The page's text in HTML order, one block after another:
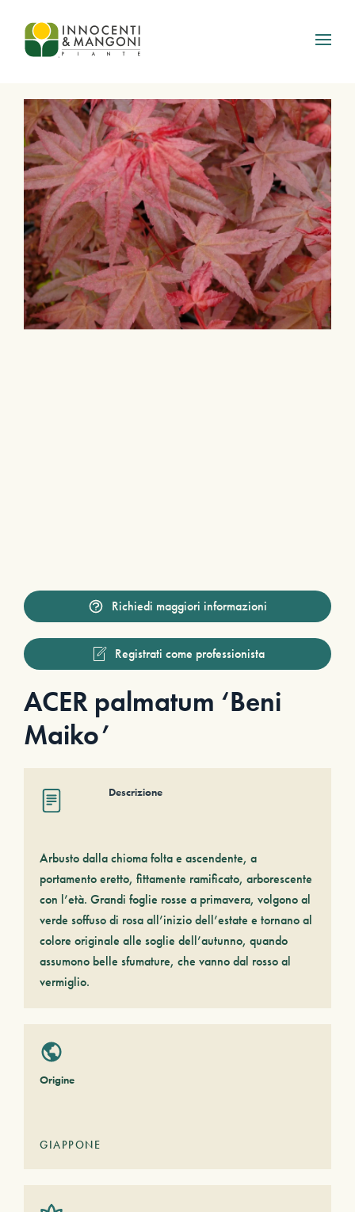
Skip to main content
Richiedi maggiori informazioni
Registrati come professionista
ACER palmatum ‘Beni
Maiko’
Descrizione
Arbusto dalla chioma folta e ascendente, a
portamento eretto, fittamente ramificato, arborescente
con l’età. Grandi foglie rosse a primavera, volgono al
verde soffuso di rosa all’inizio dell’estate e tornano al
colore originale alle soglie dell’autunno, quando
assumono belle sfumature, che vanno dal rosso al
vermiglio.
Origine
GIAPPONE